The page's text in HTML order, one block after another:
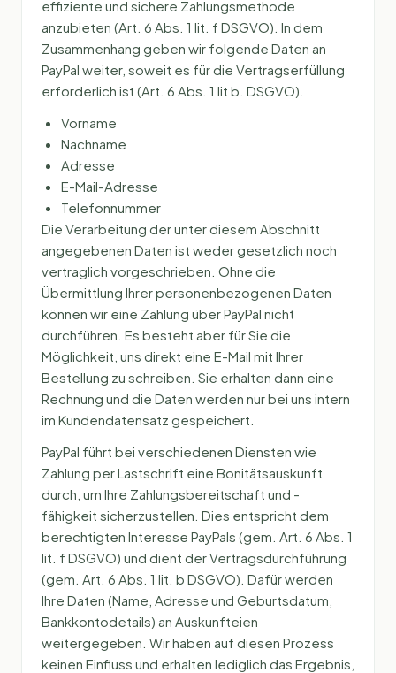
effiziente und sichere Zahlungsmethode
anzubieten (Art. 6 Abs. 1 lit. f DSGVO). In dem
Zusammenhang geben wir folgende Daten an
PayPal weiter, soweit es für die Vertragserfüllung
erforderlich ist (Art. 6 Abs. 1 lit b. DSGVO).
Vorname
Nachname
Adresse
E-Mail-Adresse
Telefonnummer
Die Verarbeitung der unter diesem Abschnitt
angegebenen Daten ist weder gesetzlich noch
vertraglich vorgeschrieben. Ohne die
Übermittlung Ihrer personenbezogenen Daten
können wir eine Zahlung über PayPal nicht
durchführen. Es besteht aber für Sie die
Möglichkeit, uns direkt eine E-Mail mit Ihrer
Bestellung zu schreiben. Sie erhalten dann eine
Rechnung und die Daten werden nur bei uns intern
im Kundendatensatz gespeichert.
PayPal führt bei verschiedenen Diensten wie
Zahlung per Lastschrift eine Bonitätsauskunft
durch, um Ihre Zahlungsbereitschaft und -
fähigkeit sicherzustellen. Dies entspricht dem
berechtigten Interesse PayPals (gem. Art. 6 Abs. 1
lit. f DSGVO) und dient der Vertragsdurchführung
(gem. Art. 6 Abs. 1 lit. b DSGVO). Dafür werden
Ihre Daten (Name, Adresse und Geburtsdatum,
Bankkontodetails) an Auskunfteien
weitergegeben. Wir haben auf diesen Prozess
keinen Einfluss und erhalten lediglich das Ergebnis,